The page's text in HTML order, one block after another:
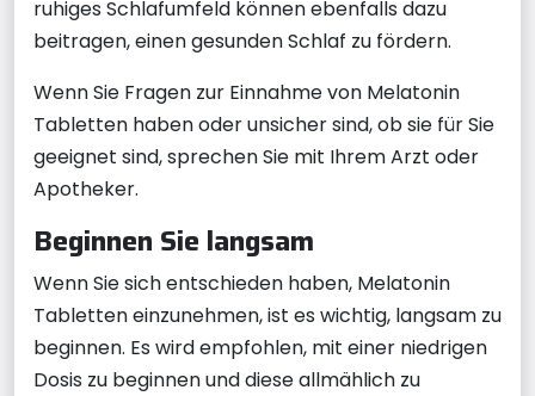
ruhiges Schlafumfeld können ebenfalls dazu
beitragen, einen gesunden Schlaf zu fördern.
Wenn Sie Fragen zur Einnahme von Melatonin
Tabletten haben oder unsicher sind, ob sie für Sie
geeignet sind, sprechen Sie mit Ihrem Arzt oder
Apotheker.
Beginnen Sie langsam
Wenn Sie sich entschieden haben, Melatonin
Tabletten einzunehmen, ist es wichtig, langsam zu
beginnen. Es wird empfohlen, mit einer niedrigen
Dosis zu beginnen und diese allmählich zu